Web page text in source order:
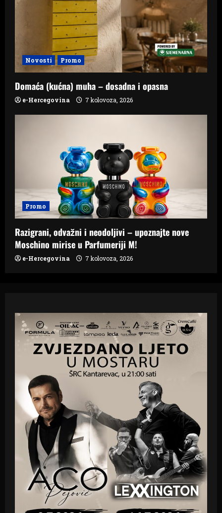
Novosti Promo
Domaća (kućna) muha – dosadna i opasna
e-Hercegovina 7 kolovoza, 2026
Promo
Razigrani, odvažni i neodoljivi – upoznajte nove
Moschino mirise u Parfumeriji M!
e-Hercegovina 7 kolovoza, 2026